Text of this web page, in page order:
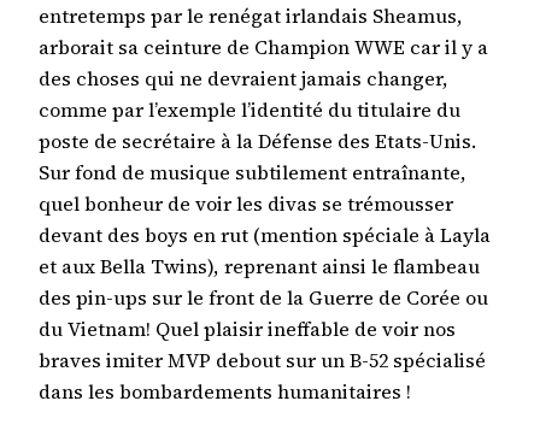
entretemps par le renégat irlandais Sheamus,
arborait sa ceinture de Champion WWE car il y a
des choses qui ne devraient jamais changer,
comme par l’exemple l’identité du titulaire du
poste de secrétaire à la Défense des Etats-Unis.
Sur fond de musique subtilement entraînante,
quel bonheur de voir les divas se trémousser
devant des boys en rut (mention spéciale à Layla
et aux Bella Twins), reprenant ainsi le flambeau
des pin-ups sur le front de la Guerre de Corée ou
du Vietnam! Quel plaisir ineffable de voir nos
braves imiter MVP debout sur un B-52 spécialisé
dans les bombardements humanitaires !